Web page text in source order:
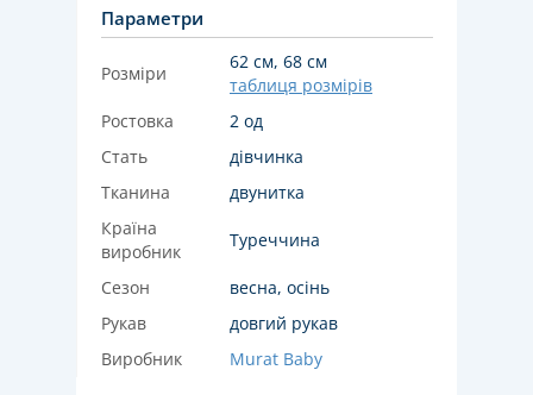
Параметри
Розміри
62 см, 68 см
таблиця розмірів
Ростовка
2 од
Стать
дівчинка
Тканина
двунитка
Країна
виробник
Туреччина
Сезон
весна, осінь
Рукав
довгий рукав
Виробник
Murat Baby